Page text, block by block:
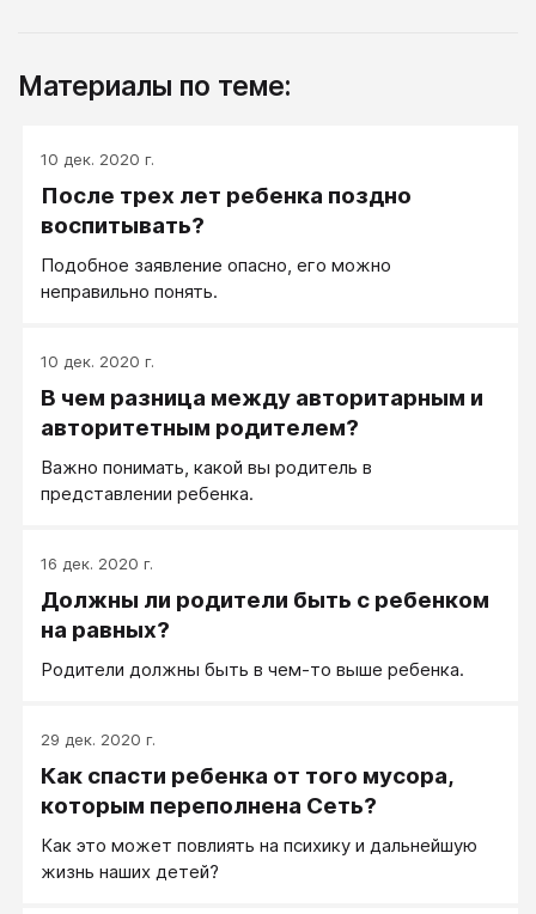
Материалы по теме:
10 дек. 2020 г.
После трех лет ребенка поздно
воспитывать?
Подобное заявление опасно, его можно
неправильно понять.
10 дек. 2020 г.
В чем разница между авторитарным и
авторитетным родителем?
Важно понимать, какой вы родитель в
представлении ребенка.
16 дек. 2020 г.
Должны ли родители быть с ребенком
на равных?
Родители должны быть в чем-то выше ребенка.
29 дек. 2020 г.
Как спасти ребенка от того мусора,
которым переполнена Сеть?
Как это может повлиять на психику и дальнейшую
жизнь наших детей?